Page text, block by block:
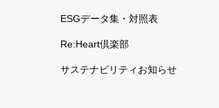
ESGデータ集・対照表
Re:Heart倶楽部
サステナビリティお知らせ